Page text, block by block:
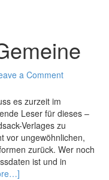
a Comment
es zurzeit im
Leser für dieses –
Verlages zu
vor ungewöhnlichen,
zurück. Wer noch
ist und in